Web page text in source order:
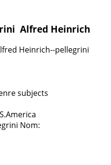
Alfred Heinrich
subjects
Nom: